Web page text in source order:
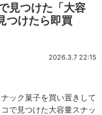
見つけた「大容
つけたら即買
2026.3.7 22:15
ック菓子を買い置きして
で見つけた大容量スナッ